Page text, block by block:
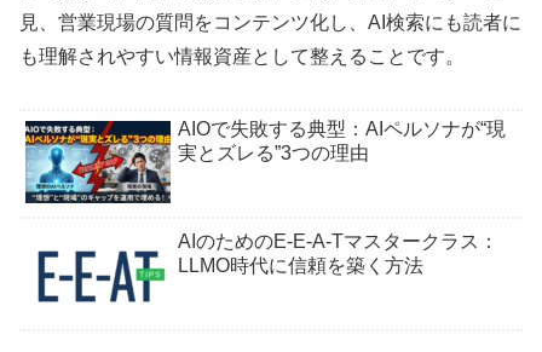
見、営業現場の質問をコンテンツ化し、AI検索にも読者に
も理解されやすい情報資産として整えることです。
AIOで失敗する典型：AIペルソナが“現
実とズレる”3つの理由
AIのためのE-E-A-Tマスタークラス：
LLMO時代に信頼を築く方法